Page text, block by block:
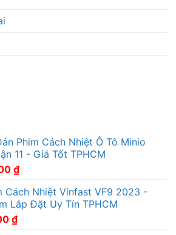
Phim Cách Nhiệt Ô Tô Minio
11 - Giá Tốt TPHCM
₫
Cách Nhiệt Vinfast VF9 2023 -
Lắp Đặt Uy Tín TPHCM
₫